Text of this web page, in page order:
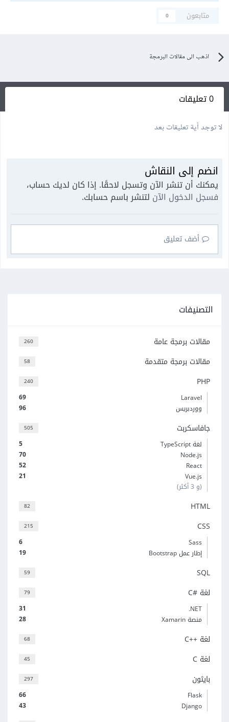
متابعون
0
اذهب الى مقالات البرمجة
0 تعليقات
لا توجد أية تعليقات بعد
انضم إلى النقاش
يمكنك أن تنشر الآن وتسجل لاحقًا. إذا كان لديك حساب،
فسجل الدخول الآن لتنشر باسم حسابك.
أضف تعليق
التصنيفات
260 مقالات برمجة عامة
58 مقالات برمجة متقدمة
240 PHP
69
Laravel
96
ووردبريس
505 جافاسكربت
5
لغة TypeScript
70
Node.js
52
React
21
Vue.js
(و 3 أكثر)
82 HTML
215 CSS
6
Sass
19
إطار عمل Bootstrap
59 SQL
79 لغة C#‎
31
‎.NET
28
منصة Xamarin
68 لغة C++‎
45 لغة C
297 بايثون
66
Flask
43
Django